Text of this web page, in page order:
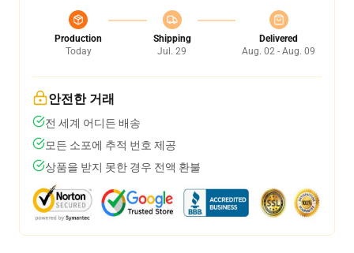
Production
Today
Shipping
Jul. 29
Delivered
Aug. 02 - Aug. 09
안전한 거래
전 세계 어디든 배송
모든 소포에 추적 번호 제공
상품을 받지 못한 경우 전액 환불